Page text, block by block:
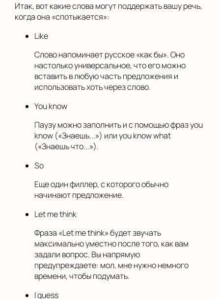
Итак, вот какие слова могут поддержать вашу речь,
когда она «спотыкается»:
Like
Слово напоминает русское «как бы». Оно
настолько универсальное, что его можно
вставить в любую часть предложения и
использовать хоть через слово.
You know
Паузу можно заполнить и с помощью фраз you
know («Знаешь...») или you know what
(«Знаешь что...»).
So
Еще один филлер, с которого обычно
начинают предложение.
Let me think
Фраза «Let me think» будет звучать
максимально уместно после того, как вам
задали вопрос. Вы напрямую
предупреждаете: мол, мне нужно немного
времени, чтобы подумать.
I guess